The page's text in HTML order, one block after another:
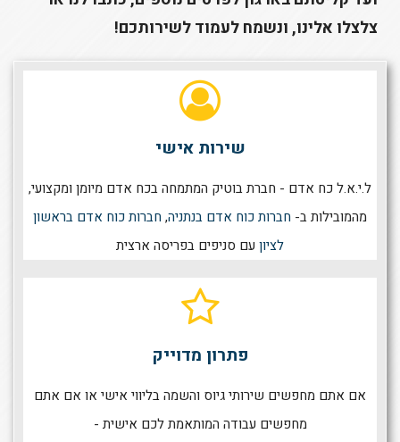
צלצלו אלינו, ונשמח לעמוד לשירותכם!
שירות אישי
ל.י.א.ל כח אדם - חברת בוטיק המתמחה בכח אדם מיומן ומקצועי,
מהמובילות ב- חברות כוח אדם בנתניה, חברות כוח אדם בראשון
לציון עם סניפים בפריסה ארצית
פתרון מדוייק
אם אתם מחפשים שירותי גיוס והשמה בליווי אישי או אם אתם
מחפשים עבודה המותאמת לכם אישית -